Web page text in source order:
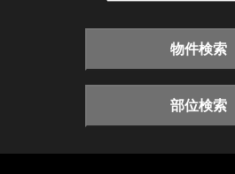
物件検索
部位検索